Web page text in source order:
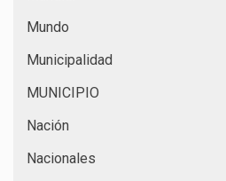
Mundo
Municipalidad
MUNICIPIO
Nación
Nacionales